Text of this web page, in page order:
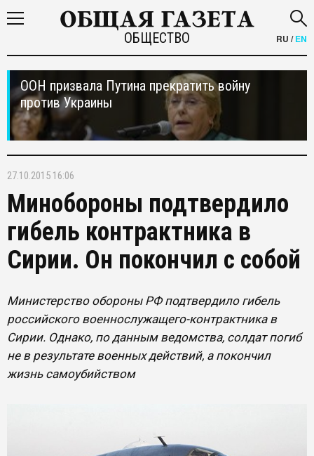
ОБЩЕСТВО RU /EN
ООН призвала Путина прекратить войну
против Украины
27.10.2015 16:06
Минобороны подтвердило
гибель контрактника в
Сирии. Он покончил с собой
Министерство обороны РФ подтвердило гибель
российского военнослужащего-контрактника в
Сирии. Однако, по данным ведомства, солдат погиб
не в результате военных действий, а покончил
жизнь самоубийством